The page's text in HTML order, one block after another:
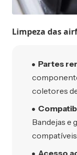
Limpeza das
Partes
coletores
Bandejas e